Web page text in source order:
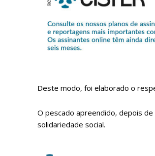
Deste modo, foi elaborado o
O pescado apreendido, depois
solidariedade social.